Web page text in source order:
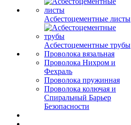
Асбестоцементные листы
Асбестоцементные трубы
Проволока вязальная
Проволока Нихром и
Фехраль
Проволока пружинная
Проволока колючая и
Спиральный Барьер
Безопасности